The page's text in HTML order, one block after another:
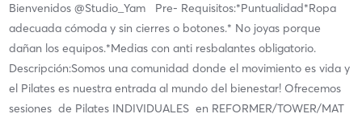
Bienvenidos @Studio_Yam Pre- Requisitos:*Puntualidad*Ropa
adecuada cómoda y sin cierres o botones.* No joyas porque
dañan los equipos.*Medias con anti resbalantes obligatorio.
Descripción:Somos una comunidad donde el movimiento es vida y
el Pilates es nuestra entrada al mundo del bienestar! Ofrecemos
sesiones de Pilates INDIVIDUALES en REFORMER/TOWER/MAT